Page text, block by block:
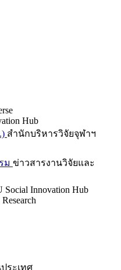
Hub
สำนักบริหารวิจัยจุฬาฯ
ม ข่าวสารงานวิจัยและ
Social Innovation Hub
ระเทศ